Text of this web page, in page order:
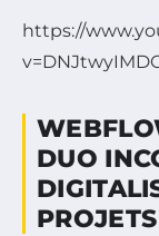
https://
DUO
PROJETS